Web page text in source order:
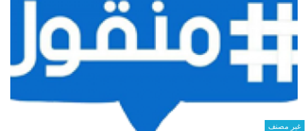
غير مصنف